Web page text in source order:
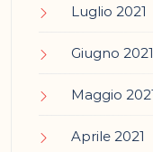
Luglio 2021
Giugno 2021
Maggio
Aprile 2021